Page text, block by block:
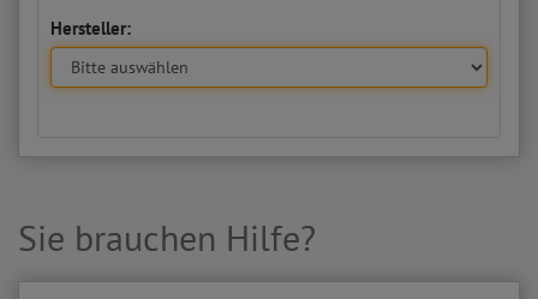
Hersteller:
Sie brauchen Hilfe?